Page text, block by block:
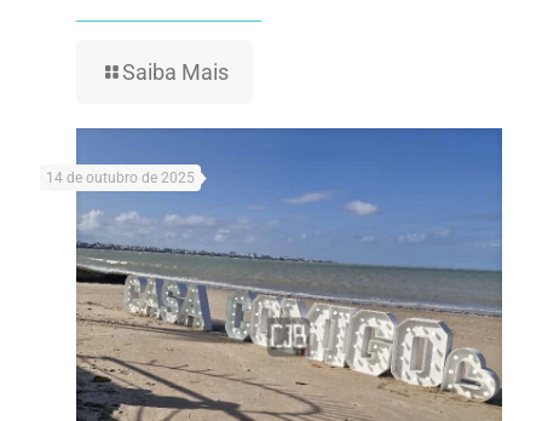
Saiba Mais
14 de outubro de 2025